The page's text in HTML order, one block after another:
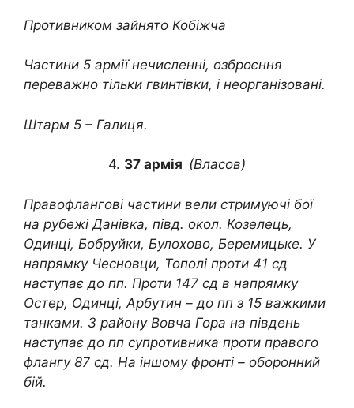
Противником зайнято Кобіжча
Частини 5 армії нечисленні, озброєння
переважно тільки гвинтівки, і неорганізовані.
Штарм 5 – Галиця.
4. 37 армія (Власов)
Правофлангові частини вели стримуючі бої
на рубежі Данівка, півд. окол. Козелець,
Одинці, Бобруйки, Булохово, Беремицьке. У
напрямку Чесновци, Тополі проти 41 сд
наступає до пп. Проти 147 сд в напрямку
Остер, Одинці, Арбутин – до пп з 15 важкими
танками. З району Вовча Гора на південь
наступає до пп супротивника проти правого
флангу 87 сд. На іншому фронті – оборонний
бій.